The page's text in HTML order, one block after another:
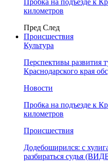
километров
Пред След
Происшествия
Культура
Перспективы развития
Краснодарского края
Новости
Пробка на подъезде к
километров
Происшествия
Додебоширился: с
разбираться судья